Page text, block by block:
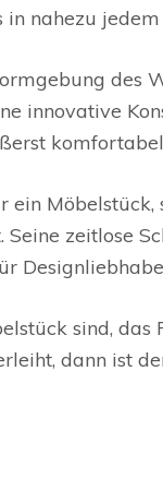
nahezu
des
innovative
zeitlose
sind,
dann ist